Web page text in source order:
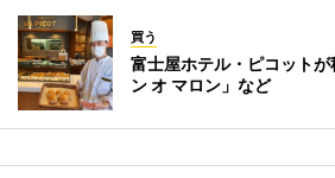
買う
富士屋ホテル・ピコット
ン オ マロン」など